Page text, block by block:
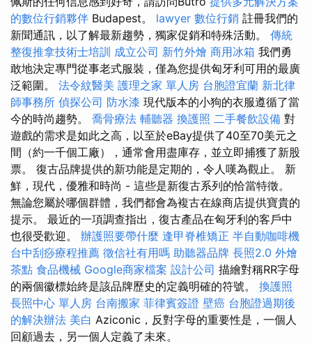
的數位行銷夥伴 Budapest。 lawyer 數位行銷 註冊我們的
新聞通訊，以了解最新趨勢，獨家促銷和特殊活動。 傳統
整復推拿技術士培訓 成立公司 新竹外燴 商用冰箱 我們勇
敢地決定專門從事老式服裝，僅為您提供匈牙利可用的最廣
泛範圍。 法令紋醫美 護理之家 單人房 台胞證宜蘭 新北律
師事務所 偵探公司 防水漆 現代版本的小狗的衣服遵循了當
今的時尚趨勢。 喬骨療法 輔聽器 換護照 二手餐飲設備 對
遊戲的需求是如此之高，以至於eBay提供了40至70美元之
間（約一千個工廠），通常會用盡庫存，並立即捕獲了新股
票。 復古品牌提供的新功能是定期的，令人嘆為觀止。 新
鮮，現代，優雅和時尚 - 這些是新復古系列的恰當特徵。
無論您屬於哪個群體，我們都會為複古在線商店提供寶貴的
提示。 最近的一項調查指出，復古產品在匈牙利的客戶中
也很受歡迎。 辦護照要帶什麼 逢甲脊椎矯正 半自動咖啡機
台中刮痧療程推薦 徵信社有用嗎 助聽器品牌 長照2.0 外燴
茶點 食品機械 Google商家檔案 設計公司 描繪對稱RR字母
的兩個徽標始終是該品牌歷史的定義明確的符號。 換護照
長照中心 單人房 台南搬家 菲律賓簽證 壁癌 台胞證過期後
的解決辦法 美白 Aziconic，反對字母的重要性是，一個人
回顧過去，另一個人定義了未來。